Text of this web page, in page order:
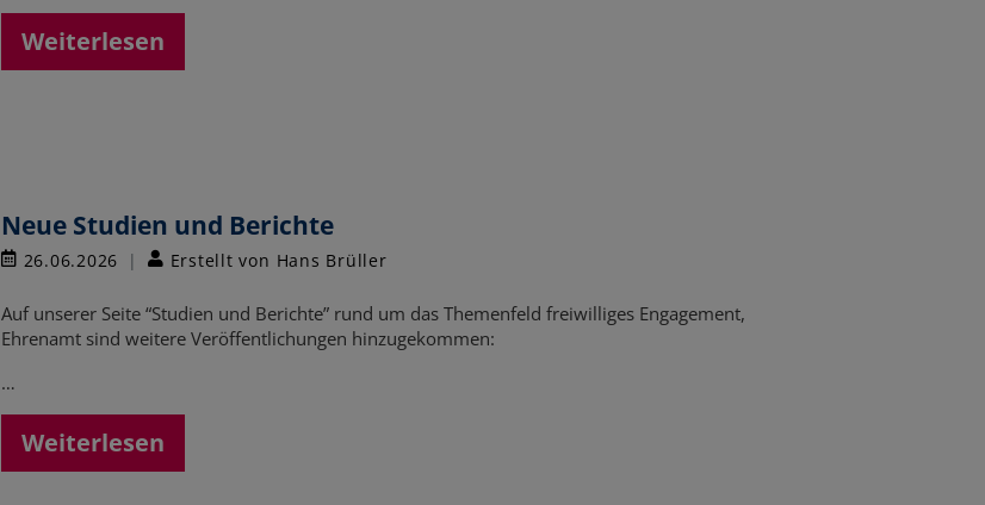
Weiterlesen
Neue Studien und Berichte
26.06.2026 Erstellt von Hans Brüller
Auf unserer Seite “Studien und Berichte” rund um das Themenfeld freiwilliges Engagement,
Ehrenamt sind weitere Veröffentlichungen hinzugekommen:
…
Weiterlesen